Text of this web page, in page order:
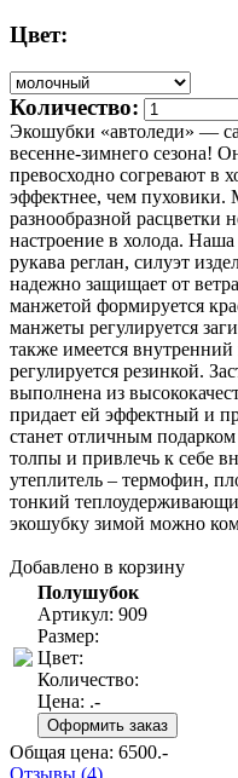
Цвет:
Количество:
Экошубки «автоледи» —
весенне-зимнего сезона!
превосходно согревают в
эффектнее, чем
разнообразной расцветки
настроение в холода.
рукава реглан, силуэт
надежно защищает от
манжетой формируется
манжеты регулируется
также имеется
регулируется резинкой.
выполнена из
придает ей эффектный и
станет отличным
толпы и привлечь к себе
утеплитель – термофин,
тонкий
экошубку зимой можно
Добавлено в корзину
Полушубок
Артикул: 909
Размер:
Цвет:
Количество:
Цена: .-
Общая цена: 6500.-
Отзывы (4)